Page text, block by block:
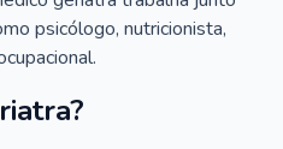
psicólogo, nutricionista,